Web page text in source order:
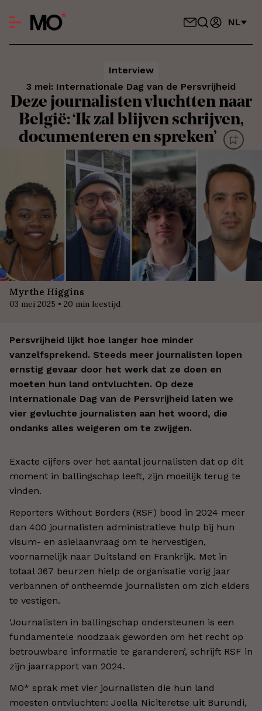
NL
Interview
3 mei: Internationale Dag van de Persvrijheid
Deze journalisten vluchtten naar
België: ‘Ik zal blijven schrijven,
documenteren en spreken’
Myrthe Higgins
03 mei 2025 • 20 min leestijd
Persvrijheid lijkt hoe langer hoe minder
vanzelfsprekend. Steeds meer journalisten lopen
ernstig gevaar door het werk dat ze doen en
moeten hun land ontvluchten. Op deze
Internationale Dag van de Persvrijheid laten we
vier gevluchte journalisten aan het woord, die
ondanks alles weigeren om te zwijgen.
Exacte cijfers over het aantal journalisten dat op dit
moment in ballingschap leeft, zijn moeilijk terug te
vinden.
Reporters Without Borders (RSF) bood in 2024 meer
dan 400 journalisten administratieve hulp bij hun
visum- en asielaanvraag om te hervestigen,
voornamelijk naar Duitsland en Frankrijk. Met in
totaal 367 beurzen hielp de organisatie vorig jaar
verbannen of ontheemde journalisten om zich elders
te vestigen.
‘Journalisten in ballingschap ondersteunen is een
fundamentele noodzaak geworden om het recht op
betrouwbare informatie te garanderen’, schrijft RSF in
zijn jaarrapport van 2024.
MO* sprak met vier journalisten die hun land
moesten ontvluchten: Joella Niciteretse uit Burundi,